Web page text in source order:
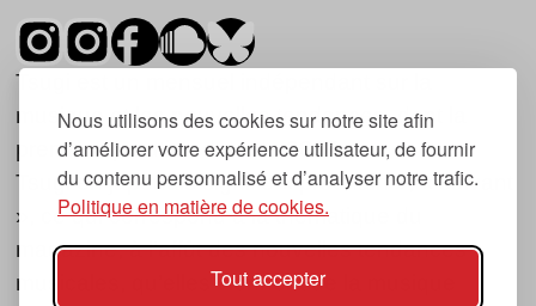
Nous utilisons des cookies sur notre site afin
d’améliorer votre expérience utilisateur, de fournir
du contenu personnalisé et d’analyser notre trafic.
Politique en matière de cookies.
Tout accepter
Tsugi est un mensuel indépendant sur la
musique et les nouvelles tendances, dont la
première parution date de 2007.
Tsugi en japonais signifie « prochain », « suivant
», ce qui correspond à la thématique du
magazine, à l’affût des nouvelles tendances
musicales, qu’elles viennent de la musique